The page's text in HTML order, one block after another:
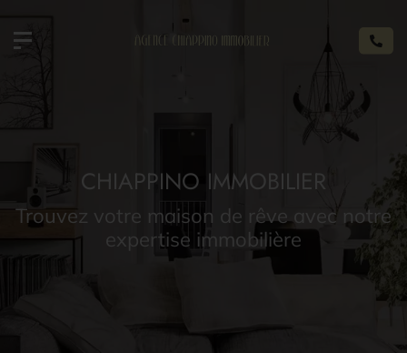
CHIAPPINO IMMOBILIER
Trouvez votre maison de rêve avec notre
expertise immobilière